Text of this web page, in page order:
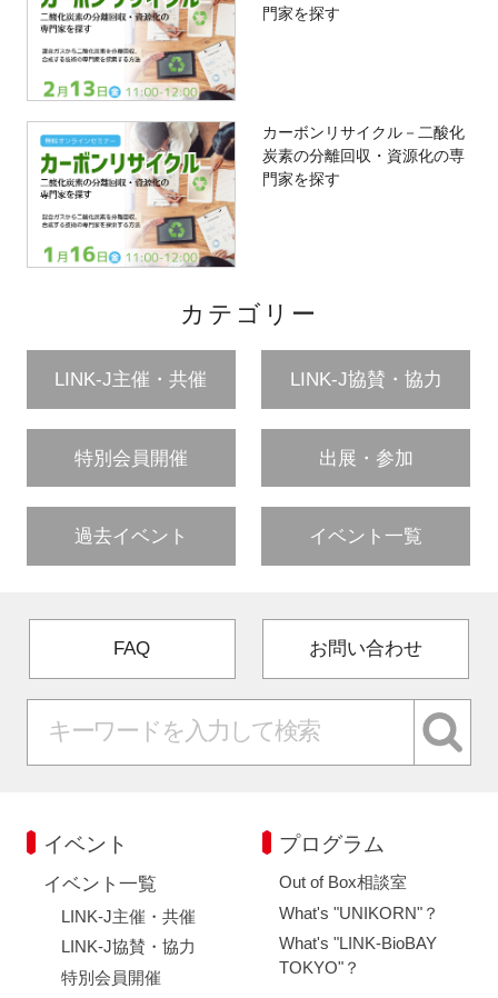
門家を探す
カーボンリサイクル－二酸化
炭素の分離回収・資源化の専
門家を探す
カテゴリー
LINK-J主催・共催 LINK-J協賛・協力
特別会員開催 出展・参加
過去イベント イベント一覧
FAQ お問い合わせ
イベント
イベント一覧
LINK-J主催・共催
LINK-J協賛・協力
特別会員開催
プログラム
Out of Box相談室
What's "UNIKORN"？
What's "LINK-BioBAY
TOKYO"？